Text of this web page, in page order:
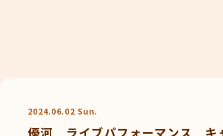
2024.06.02 Sun.
優河 ライブパフォーマンス キ